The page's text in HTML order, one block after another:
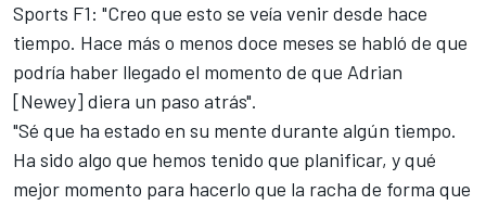
Sports F1: "Creo que esto se veía venir desde hace
tiempo. Hace más o menos doce meses se habló de que
podría haber llegado el momento de que Adrian
[Newey] diera un paso atrás".
"Sé que ha estado en su mente durante algún tiempo.
Ha sido algo que hemos tenido que planificar, y qué
mejor momento para hacerlo que la racha de forma que